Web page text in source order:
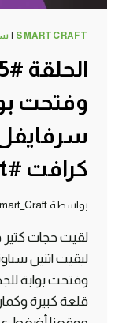
SMARTCRAFT
|
وفتحت
كرافت #SmartCraft
بواسطة
لقيت حجات كتير
ليقيت اتنين
وفتحت بوابة
قلعة كبيرة وكمان